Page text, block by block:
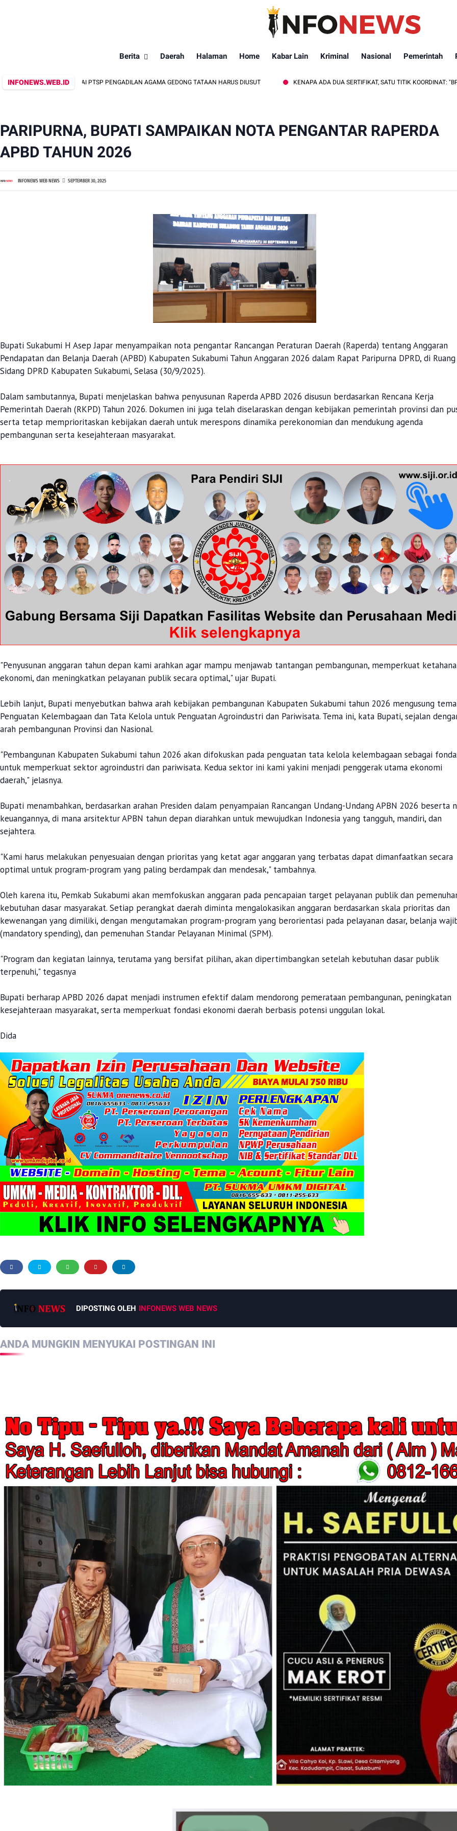
Berita Daerah Halaman Home Kabar Lain Kriminal Nasional Pemerintah
INFONEWS.WEB.ID
PEGAWAI PTSP PENGADILAN AGAMA GEDONG TATAAN HARUS DIUSUT KENAPA ADA DUA SERTIFIKAT, SATU TITIK KOORDINAT: "BPN
PARIPURNA, BUPATI SAMPAIKAN NOTA PENGANTAR RAPERDA
APBD TAHUN 2026
INFONEWS WEB NEWS SEPTEMBER 30, 2025
Bupati Sukabumi H Asep Japar menyampaikan nota pengantar Rancangan Peraturan Daerah (Raperda) tentang Anggaran
Pendapatan dan Belanja Daerah (APBD) Kabupaten Sukabumi Tahun Anggaran 2026 dalam Rapat Paripurna DPRD, di Ruang
Sidang DPRD Kabupaten Sukabumi, Selasa (30/9/2025).
Dalam sambutannya, Bupati menjelaskan bahwa penyusunan Raperda APBD 2026 disusun berdasarkan Rencana Kerja
Pemerintah Daerah (RKPD) Tahun 2026. Dokumen ini juga telah diselaraskan dengan kebijakan pemerintah provinsi dan
serta tetap memprioritaskan kebijakan daerah untuk merespons dinamika perekonomian dan mendukung agenda
pembangunan serta kesejahteraan masyarakat.
"Penyusunan anggaran tahun depan kami arahkan agar mampu menjawab tantangan pembangunan, memperkuat
ekonomi, dan meningkatkan pelayanan publik secara optimal," ujar Bupati.
Lebih lanjut, Bupati menyebutkan bahwa arah kebijakan pembangunan Kabupaten Sukabumi tahun 2026 mengusung tema
Penguatan Kelembagaan dan Tata Kelola untuk Penguatan Agroindustri dan Pariwisata. Tema ini, kata Bupati, sejalan
arah pembangunan Provinsi dan Nasional.
"Pembangunan Kabupaten Sukabumi tahun 2026 akan difokuskan pada penguatan tata kelola kelembagaan sebagai
untuk memperkuat sektor agroindustri dan pariwisata. Kedua sektor ini kami yakini menjadi penggerak utama ekonomi
daerah," jelasnya.
Bupati menambahkan, berdasarkan arahan Presiden dalam penyampaian Rancangan Undang-Undang APBN 2026 beserta
keuangannya, di mana arsitektur APBN tahun depan diarahkan untuk mewujudkan Indonesia yang tangguh, mandiri, dan
sejahtera.
"Kami harus melakukan penyesuaian dengan prioritas yang ketat agar anggaran yang terbatas dapat dimanfaatkan secara
optimal untuk program-program yang paling berdampak dan mendesak," tambahnya.
Oleh karena itu, Pemkab Sukabumi akan memfokuskan anggaran pada pencapaian target pelayanan publik dan
kebutuhan dasar masyarakat. Setiap perangkat daerah diminta mengalokasikan anggaran berdasarkan skala prioritas dan
kewenangan yang dimiliki, dengan mengutamakan program-program yang berorientasi pada pelayanan dasar, belanja
(mandatory spending), dan pemenuhan Standar Pelayanan Minimal (SPM).
"Program dan kegiatan lainnya, terutama yang bersifat pilihan, akan dipertimbangkan setelah kebutuhan dasar publik
terpenuhi," tegasnya
Bupati berharap APBD 2026 dapat menjadi instrumen efektif dalam mendorong pemerataan pembangunan, peningkatan
kesejahteraan masyarakat, serta memperkuat fondasi ekonomi daerah berbasis potensi unggulan lokal.
Dida
DIPOSTING OLEH INFONEWS WEB NEWS
ANDA MUNGKIN MENYUKAI POSTINGAN INI